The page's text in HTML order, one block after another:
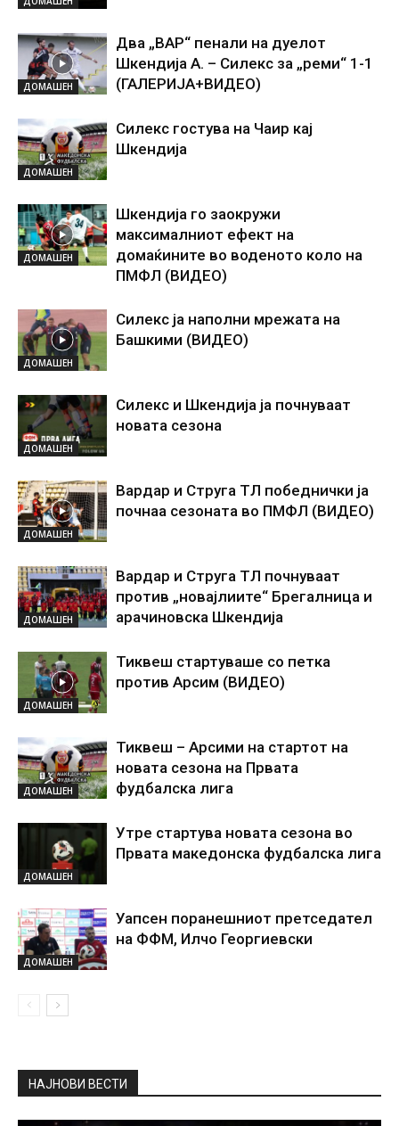
ДОМАШЕН
Два „ВАР“ пенали на дуелот
Шкендија А. – Силекс за „реми“ 1-1
(ГАЛЕРИЈА+ВИДЕО)
ДОМАШЕН
Силекс гостува на Чаир кај
Шкендија
ДОМАШЕН
Шкендија го заокружи
максималниот ефект на
домаќините во воденото коло на
ПМФЛ (ВИДЕО)
ДОМАШЕН
Силекс ја наполни мрежата на
Башкими (ВИДЕО)
ДОМАШЕН
Силекс и Шкендија ја почнуваат
новата сезона
ДОМАШЕН
Вардар и Струга ТЛ победнички ја
почнаа сезоната во ПМФЛ (ВИДЕО)
ДОМАШЕН
Вардар и Струга ТЛ почнуваат
против „новајлиите“ Брегалница и
арачиновска Шкендија
ДОМАШЕН
Тиквеш стартуваше со петка
против Арсим (ВИДЕО)
ДОМАШЕН
Тиквеш – Арсими на стартот на
новата сезона на Првата
фудбалска лига
ДОМАШЕН
Утре стартува новата сезона во
Првата македонска фудбалска лига
ДОМАШЕН
Уапсен поранешниот претседател
на ФФМ, Илчо Георгиевски
НАЈНОВИ ВЕСТИ